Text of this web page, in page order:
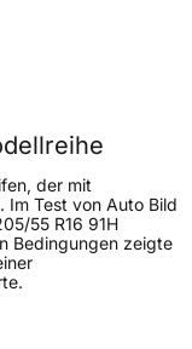
der mit
Test von Auto Bild
55 R16 91H
Bedingungen zeigte